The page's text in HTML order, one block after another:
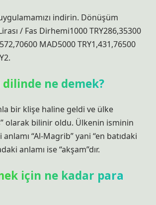
indirin. Dönüşüm
/ Fas Dirhemi1000 TRY286,35300
MAD5000 TRY1,431,76500
dilinde ne demek?
bir klişe haline geldi ve ülke
olarak bilinir oldu. Ülkenin isminin
“Al-Magrib” yani “en batıdaki
anlamı ise “akşam”dır.
için ne kadar para